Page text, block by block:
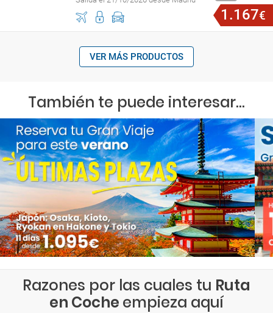
1 .167€
VER MÁS PRODUCTOS
También te puede interesar...
Razones por las cuales tu Ruta
en Coche empieza aquí